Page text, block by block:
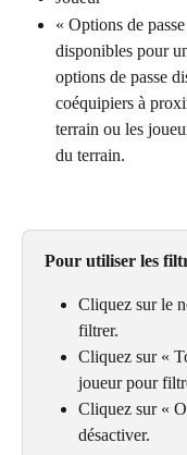
« Options de
disponibles pour
options de passe
coéquipiers à
terrain ou les
du terrain.
Pour utiliser les
Cliquez sur le
filtrer.
Cliquez sur «
joueur pour
Cliquez sur «
désactiver.